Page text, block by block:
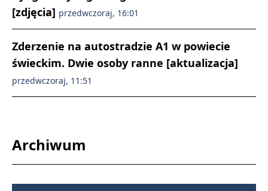
[zdjęcia] przedwczoraj, 16:01
Zderzenie na autostradzie A1 w powiecie
świeckim. Dwie osoby ranne [aktualizacja]
przedwczoraj, 11:51
Archiwum